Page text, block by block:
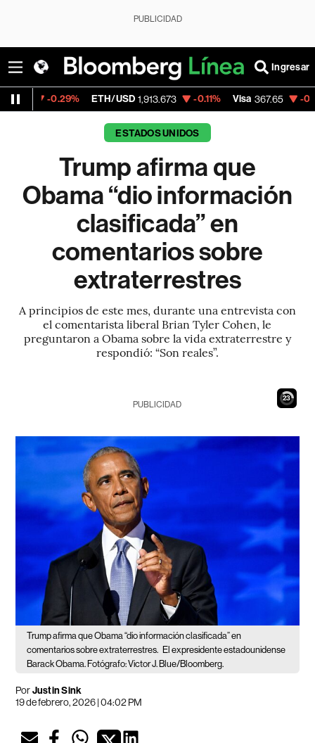
PUBLICIDAD
Ingresar
ETH/USD 1,913.673 -0.11% Visa 367.65 -0.24%
ESTADOS UNIDOS
Trump afirma que
Obama “dio información
clasificada” en
comentarios sobre
extraterrestres
A principios de este mes, durante una entrevista con
el comentarista liberal Brian Tyler Cohen, le
preguntaron a Obama sobre la vida extraterrestre y
respondió: “Son reales”.
22
PUBLICIDAD
Trump afirma que Obama “dio información clasificada” en
comentarios sobre extraterrestres. El expresidente estadounidense
Barack Obama. Fotógrafo: Victor J. Blue/Bloomberg.
PorJustin Sink
19 de febrero, 2026 | 04:02 PM